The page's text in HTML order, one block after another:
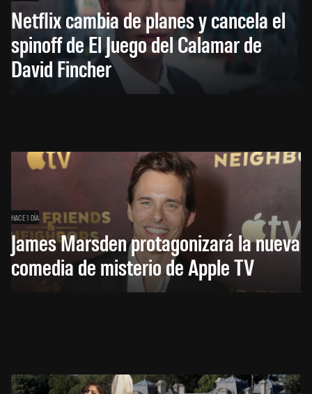
Netflix cambia de planes y cancela el
spinoff de El Juego del Calamar de
David Fincher
HACE 1 DÍA
James Marsden protagonizará la nueva
comedia de misterio de Apple TV